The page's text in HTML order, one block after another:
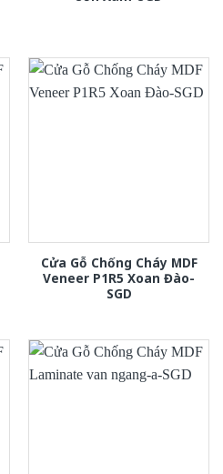
Cửa Gỗ Chống Cháy MDF
Veneer P1R5 Xoan Đào-
SGD